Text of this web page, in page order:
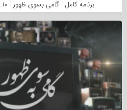
برنامه کامل | گامی بسوی ظهور | ۱۴۰۵.۵.۱۰ | استاد کلباسی